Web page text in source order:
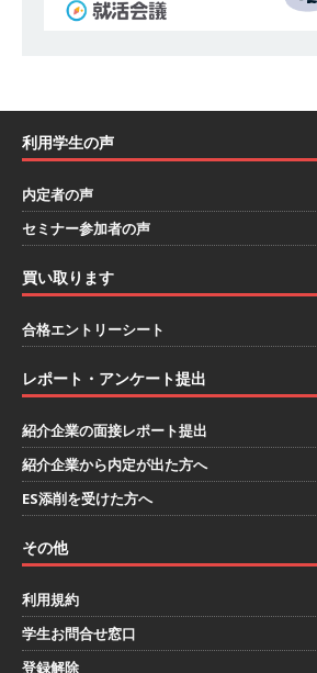
教える後悔しない企業
多数参加!! ｜ 1日で最
析レポートプレゼント
界・企業研究が可能!!
業も参加あり ｜ 業界
｜ 私服OK
参加あり ｜ 人気IT業
説 ｜ 私服OK
お勧
利用学生の声
内定者の声
セミナー参加者の声
買い取ります
合格エントリーシート
レポート・アンケート提出
紹介企業の面接レポート提出
紹介企業から内定が出た方へ
ES添削を受けた方へ
その他
利用規約
学生お問合せ窓口
登録解除